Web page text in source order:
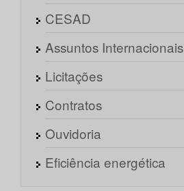
CESAD
Assuntos Internacionais
Licitações
Contratos
Ouvidoria
Eficiência energética